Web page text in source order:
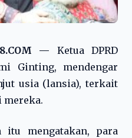
— Ketua DPRD
Ginting, mendengar
usia (lansia), terkait
mereka.
itu mengatakan, para